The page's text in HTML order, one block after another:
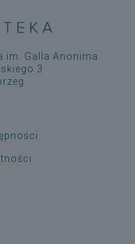
im. Galla Anonima
3